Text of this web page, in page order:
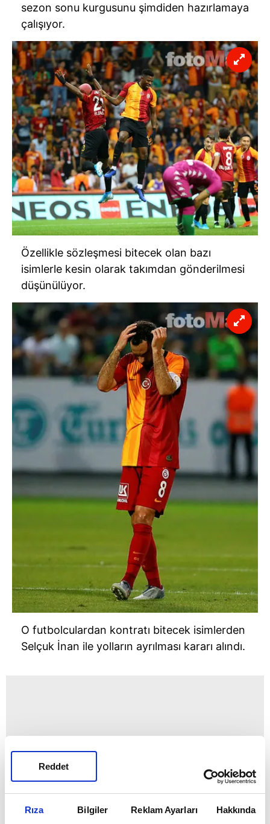
Rıza Bilgiler Reklam Ayarları Hakkında
Reddet
sezon sonu kurgusunu şimdiden hazırlamaya
çalışıyor.
Özellikle sözleşmesi bitecek olan bazı
isimlerle kesin olarak takımdan gönderilmesi
düşünülüyor.
O futbolculardan kontratı bitecek isimlerden
Selçuk İnan ile yolların ayrılması kararı alındı.